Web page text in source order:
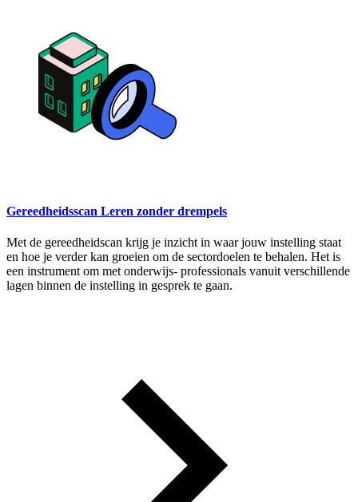
Gereedheidsscan Leren zonder drempels
Met de gereedheidscan krijg je inzicht in waar jouw instelling staat
en hoe je verder kan groeien om de sectordoelen te behalen. Het is
een instrument om met onderwijs- professionals vanuit verschillende
lagen binnen de instelling in gesprek te gaan.